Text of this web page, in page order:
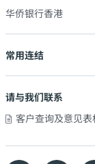
华侨银行香港
常用连结
请与我们联系
客户查询及意见表